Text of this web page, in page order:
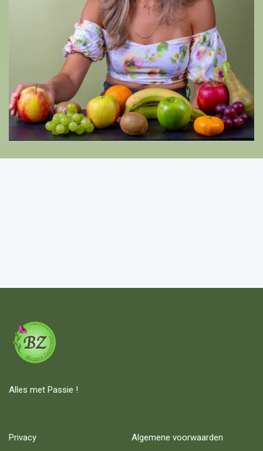
Alles met Passie !
Privacy Algemene voorwaarden